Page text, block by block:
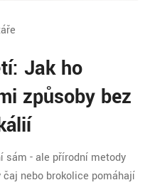
Jak ho
způsoby bez
sám - ale přírodní metody
nebo brokolice pomáhají